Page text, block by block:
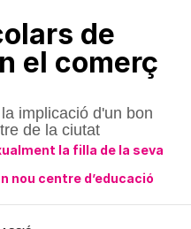
de
el comerç
implicació d'un bon
de la ciutat
la filla de la seva
nou centre d’educació